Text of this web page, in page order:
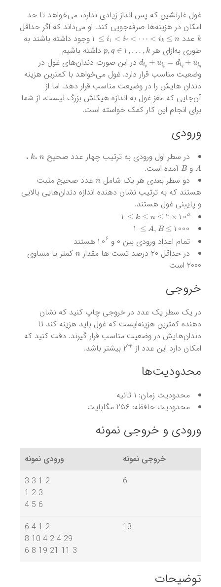
غول غارنشین که پس انداز زیادی ندارد، می‌خواهد تا حد
امکان در هزینه‌ها صرفه‌جویی کند. او می‌داند که اگر حداقل
k عدد 1
≤
i 1<i2<⋯<ik≤n
وجود داشته باشند به
طوری به‌ازای هر
p,q ∈ 1, ,k داشته باشیم dip+uip=diq+ uiq
در این صورت دندان‌های غول در
وضعیت مناسب قرار دارد. غول می‌خواهد با کمترین هزینه
دندان هایش را در وضیعت مناسب قرار دهد. اما از
آن‌جایی که مغز غول به اندازه هیکلش بزرگ نیست، از شما
برای انجام این کار کمک خواسته است.
ورودی
در سطر اول ورودی به ترتیب چهار عدد صحیح ،‌ k ، A و B آمده است.
دو سطر بعدی هر یک شامل
عدد صحیح مثبت
هستند که به ترتیب نشان دهنده اندازه دندان‌هایی بالایی
و پایینی غول هستند.
1
≤
≤2
1
≤
A, B≤ 1000
تمام اعداد ورودی بین ۰ و
106
هستند
در حداقل ۲۰ درصد تست ها مقدار
nکمتر یا مساوی
۲۰۰۰ است
خروجی
در یک سطر یک عدد در خروجی چاپ کنید که نشان
دهنده کمترین هزینه‌ایست که غول باید هزینه کند تا
دندان‌هایش در وضعیت مناسب قرار گیرند. دقت کنید که
امکان دارد این عدد از
232 بیشتر باشد.
محدودیت‌ها
محدودیت زمان: ۱ ثانیه
محدودیت حافظه: ۲۵۶ مگابایت
ورودی و خروجی نمونه
ورودی نمونه
خروجی نمونه
3 3 1 2
1 2 3
4 5 6
6
6 4 1 2
8 10 4 2 4 29
6 8 19 21 11 3
13
توضیحات